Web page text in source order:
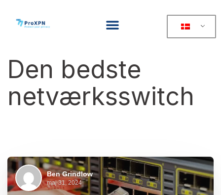
Den bedste
netværksswitch
Ben Grindlow
maj 31, 2024